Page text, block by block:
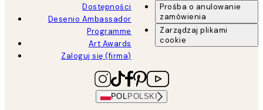
Dostępności
Desenio Ambassador
Programme
Art Awards
Zaloguj się (firma)
Prośba o anulowanie
zamówienia
Zarządzaj plikami
cookie
POL POLSKI